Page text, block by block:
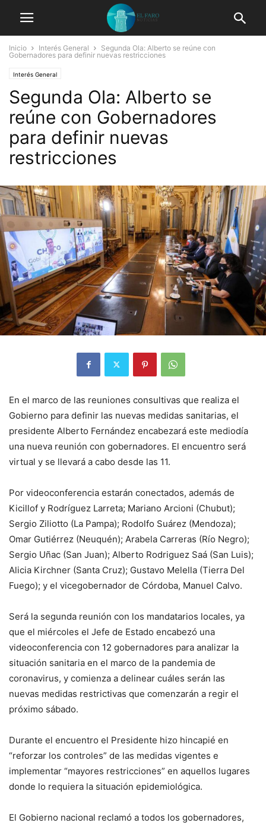
Inicio Interés General
Segunda Ola: Alberto se reúne con
Gobernadores para definir nuevas restricciones
Interés General
Segunda Ola: Alberto se
reúne con Gobernadores
para definir nuevas
restricciones
En el marco de las reuniones consultivas que realiza el
Gobierno para definir las nuevas medidas sanitarias, el
presidente Alberto Fernández encabezará este mediodía
una nueva reunión con gobernadores. El encuentro será
virtual y se llevará a cabo desde las 11.
Por videoconferencia estarán conectados, además de
Kicillof y Rodríguez Larreta; Mariano Arcioni (Chubut);
Sergio Ziliotto (La Pampa); Rodolfo Suárez (Mendoza);
Omar Gutiérrez (Neuquén); Arabela Carreras (Río Negro);
Sergio Uñac (San Juan); Alberto Rodriguez Saá (San Luis);
Alicia Kirchner (Santa Cruz); Gustavo Melella (Tierra Del
Fuego); y el vicegobernador de Córdoba, Manuel Calvo.
Será la segunda reunión con los mandatarios locales, ya
que el miércoles el Jefe de Estado encabezó una
videoconferencia con 12 gobernadores para analizar la
situación sanitaria en el marco de la pandemia de
coronavirus, y comienza a delinear cuáles serán las
nuevas medidas restrictivas que comenzarán a regir el
próximo sábado.
Durante el encuentro el Presidente hizo hincapié en
“reforzar los controles” de las medidas vigentes e
implementar “mayores restricciones” en aquellos lugares
donde lo requiera la situación epidemiológica.
El Gobierno nacional reclamó a todos los gobernadores,